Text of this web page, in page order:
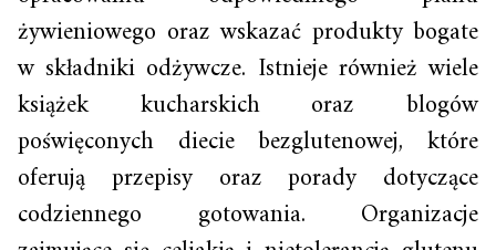
żywieniowego oraz wskazać produkty bogate
w składniki odżywcze. Istnieje również wiele
książek kucharskich oraz blogów
poświęconych diecie bezglutenowej, które
oferują przepisy oraz porady dotyczące
codziennego gotowania. Organizacje